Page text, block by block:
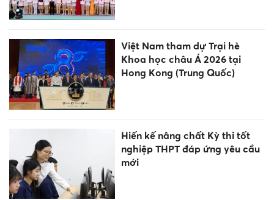
Việt Nam tham dự Trại hè
Khoa học châu Á 2026 tại
Hong Kong (Trung Quốc)
Hiến kế nâng chất Kỳ thi tốt
nghiệp THPT đáp ứng yêu cầu
mới